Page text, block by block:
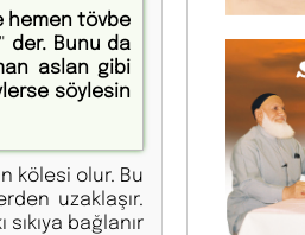
hemen tövbe
der. Bunu da
aslan gibi
söylesin
kölesi olur. Bu
uzaklaşır.
bağlanır